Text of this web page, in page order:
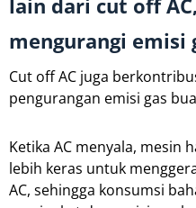
lain dari cut off
mengurangi emisi
Cut off AC juga
pengurangan emisi gas
Ketika AC menyala, mesin
lebih keras untuk
AC, sehingga konsumsi